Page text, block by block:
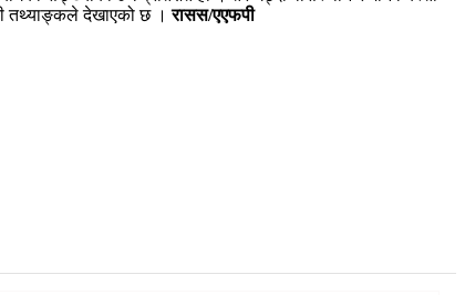
तथ्याङ्कले देखाएको छ ।रासस/एएफपी